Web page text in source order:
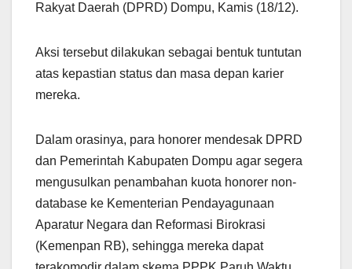
Rakyat Daerah (DPRD) Dompu, Kamis (18/12).
Aksi tersebut dilakukan sebagai bentuk tuntutan
atas kepastian status dan masa depan karier
mereka.
Dalam orasinya, para honorer mendesak DPRD
dan Pemerintah Kabupaten Dompu agar segera
mengusulkan penambahan kuota honorer non-
database ke Kementerian Pendayagunaan
Aparatur Negara dan Reformasi Birokrasi
(Kemenpan RB), sehingga mereka dapat